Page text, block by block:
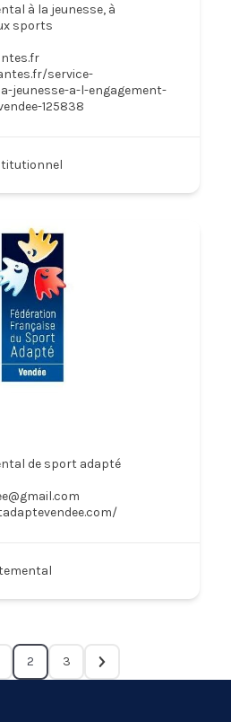
à la jeunesse, à
sports
service-
jeunesse-a-l-engagement-
125838
de sport adapté
2 3